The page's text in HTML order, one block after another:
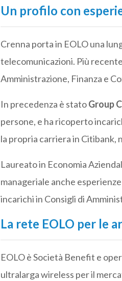
Un profilo con
Crenna porta in EOLO una
telecomunicazioni. Più
Amministrazione, Finanza e
In precedenza è statoGroup
persone, e ha ricoperto
la propria carriera in Citibank,
Laureato in Economia
manageriale anche
incarichi in Consigli di
La rete EOLO per le
EOLO è Società Benefit e
ultralarga wireless per il